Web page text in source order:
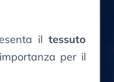
iltessuto
per il